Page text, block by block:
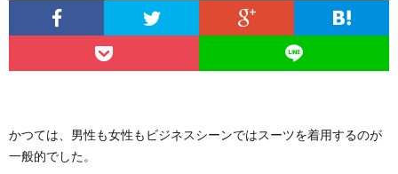
かつては、男性も女性もビジネスシーンではスーツを着用するのが
一般的でした。